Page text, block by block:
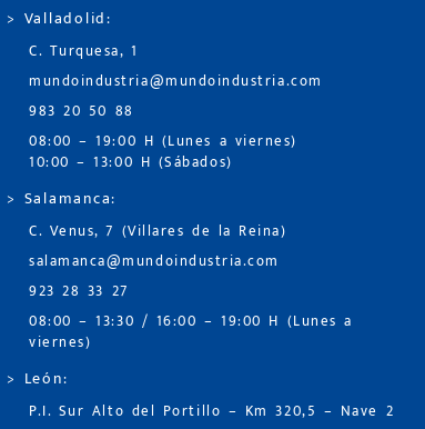
> Valladolid:
C. Turquesa, 1
mundoindustria@mundoindustria.com
983 20 50 88
08:00 – 19:00 H (Lunes a viernes)
10:00 – 13:00 H (Sábados)
> Salamanca:
C. Venus, 7 (Villares de la Reina)
salamanca@mundoindustria.com
923 28 33 27
08:00 – 13:30 / 16:00 – 19:00 H (Lunes a
viernes)
> León:
P.I. Sur Alto del Portillo – Km 320,5 – Nave 2